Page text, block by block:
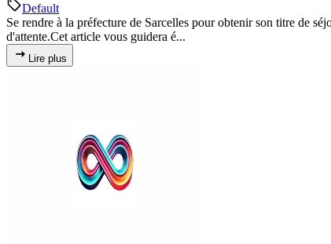
Default
Se rendre à la préfecture de Sarcelles pour obtenir son titre de
d'attente.Cet article vous guidera é...
Lire plus